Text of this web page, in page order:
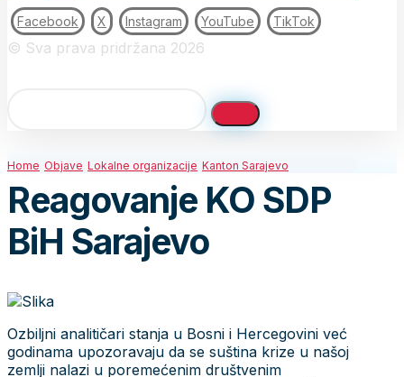
Facebook X Instagram YouTube TikTok
© Sva prava pridržana 2026
Home Objave Lokalne organizacije Kanton Sarajevo
Reagovanje KO SDP
BiH Sarajevo
Ozbiljni analitičari stanja u Bosni i Hercegovini već
godinama upozoravaju da se suština krize u našoj
zemlji nalazi u poremećenim društvenim